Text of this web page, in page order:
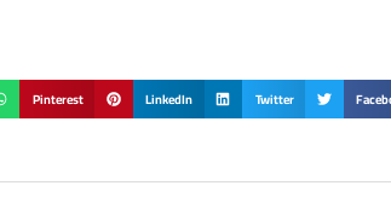
Twitter
LinkedIn
Pinterest